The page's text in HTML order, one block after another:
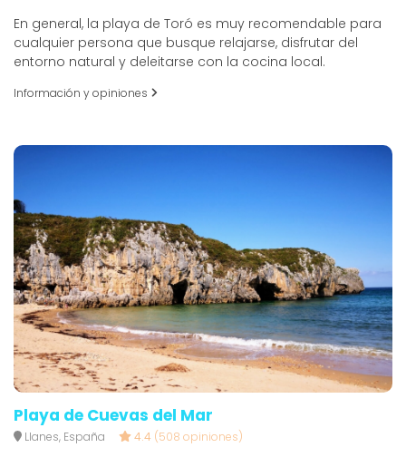
En general, la playa de Toró es muy recomendable para
cualquier persona que busque relajarse, disfrutar del
entorno natural y deleitarse con la cocina local.
Información y opiniones
Playa de Cuevas del Mar
Llanes, España 4.4 (508 opiniones)